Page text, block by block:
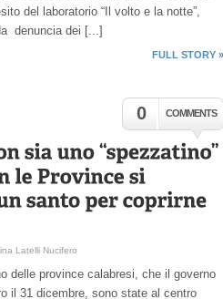
del laboratorio “Il volto e la notte”,
denuncia dei [...]
FULL STORY »
0 COMMENTS
Latelli Nucifero
delle province calabresi, che il governo
il 31 dicembre, sono state al centro